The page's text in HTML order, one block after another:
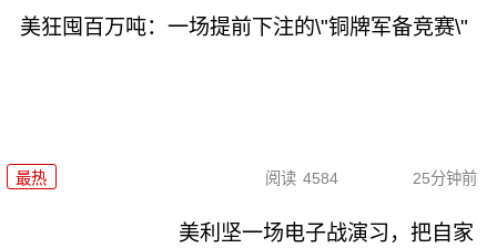
美狂囤百万吨：一场提前下注的\"铜牌军备竞赛\"
最热 阅读 4584 25分钟前
美利坚一场电子战演习，把自家